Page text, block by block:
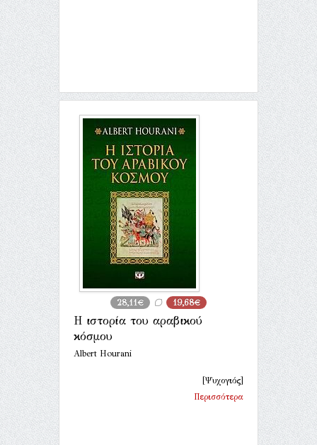
28,11€ 19,68€
Η ιστορία του αραβικού
κόσμου
Albert Hourani
[Ψυχογιός]
Περισσότερα